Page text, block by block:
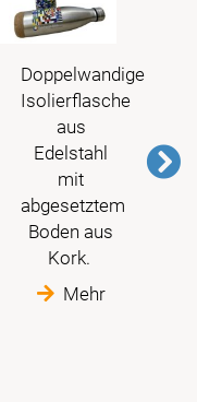
Doppelwandige
Isolierflasche
aus
Edelstahl
mit
abgesetztem
Boden aus
Kork.
Mehr